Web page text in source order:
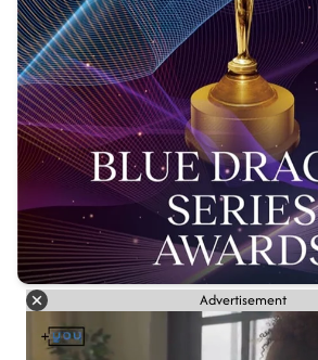
Advertisement